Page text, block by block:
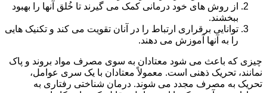
از روش های خود درمانی کمک می گیرند تا خُلق آنها را بهبود
ببخشند.
توانایی برقراری ارتباط را در آنان تقویت می کند و تکنیک هایی
را به آنها آموزش می دهند.
چیزی که باعث می شود معتادان به سوی مصرف مواد بروند و پاک
نمانند، تحریک ذهنی است. معمولاً معتادان با یک سری عوامل،
تحریک به مصرف مجدد می شوند. درمان شناختی رفتاری به